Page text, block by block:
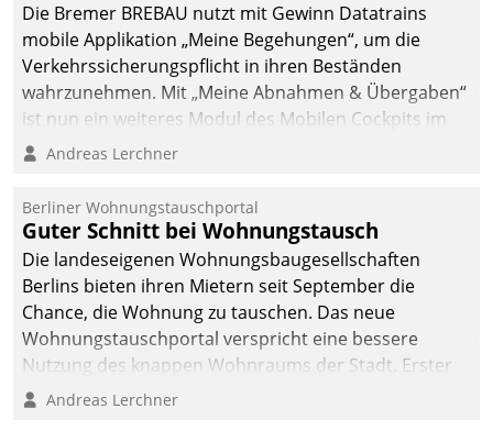
Die Bremer BREBAU nutzt mit Gewinn Datatrains
mobile Applikation „Meine Begehungen“, um die
Verkehrssicherungspflicht in ihren Beständen
wahrzunehmen. Mit „Meine Abnahmen & Übergaben“
ist nun ein weiteres Modul des Mobilen Cockpits im
Einsatz.
Andreas Lerchner
Berliner Wohnungstauschportal
Guter Schnitt bei Wohnungstausch
Die landeseigenen Wohnungsbaugesellschaften
Berlins bieten ihren Mietern seit September die
Chance, die Wohnung zu tauschen. Das neue
Wohnungstauschportal verspricht eine bessere
Nutzung des knappen Wohnraums der Stadt. Erster
Anwendungsfall für Datatrains Lösung API-Hub mit
Andreas Lerchner